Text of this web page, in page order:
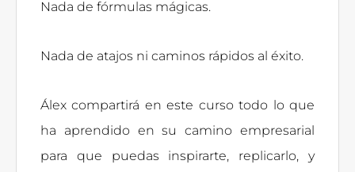
Nada de fórmulas mágicas.
Nada de atajos ni caminos rápidos al éxito.
Álex compartirá en este curso todo lo que
ha aprendido en su camino empresarial
para que puedas inspirarte, replicarlo, y